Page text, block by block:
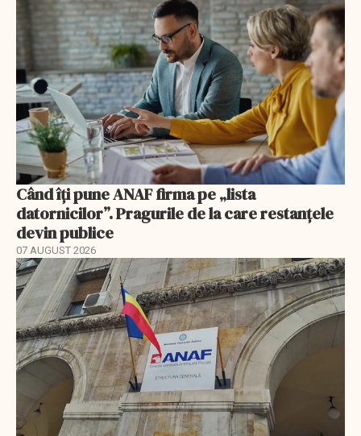
Când îți pune ANAF firma pe „lista
datornicilor”. Pragurile de la care restanțele
devin publice
07 AUGUST 2026